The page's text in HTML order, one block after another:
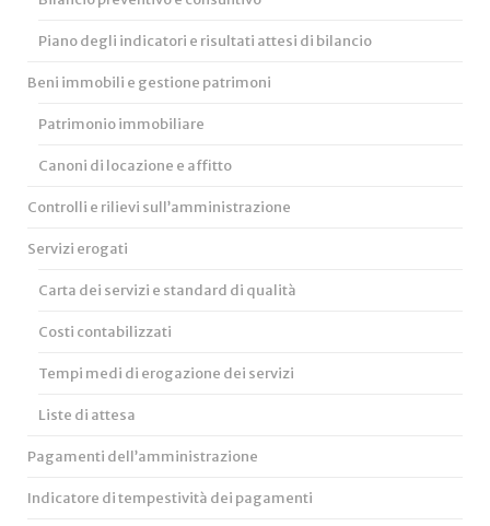
Piano degli indicatori e risultati attesi di bilancio
Beni immobili e gestione patrimoni
Patrimonio immobiliare
Canoni di locazione e affitto
Controlli e rilievi sull’amministrazione
Servizi erogati
Carta dei servizi e standard di qualità
Costi contabilizzati
Tempi medi di erogazione dei servizi
Liste di attesa
Pagamenti dell’amministrazione
Indicatore di tempestività dei pagamenti